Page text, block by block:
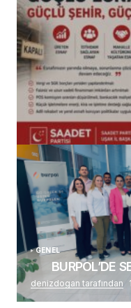
(başlıksız)
Alaattin Karahan tarafından
GENEL
BURPOL’DE
denizdogan tarafından